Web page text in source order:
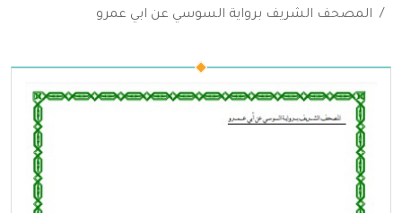
المصحف الشريف برواية السوسي عن ابي عمرو